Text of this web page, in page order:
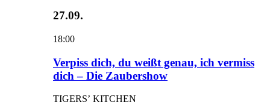
27.09.
18:00
Verpiss dich, du weißt genau, ich vermiss
dich – Die Zaubershow
TIGERS’ KITCHEN